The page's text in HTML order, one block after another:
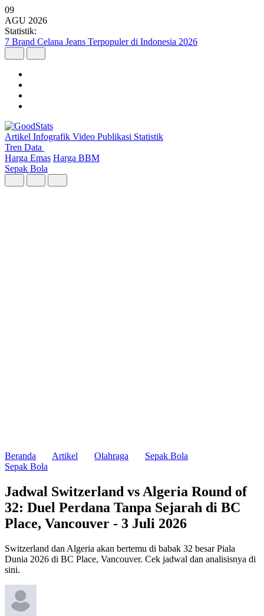
09
AGU 2026
Statistik:
Wilayah dengan Pertumbuhan Ekonomi Tertinggi Triwulan II 2026
Artikel Infografik Video Publikasi Statistik
Tren Data
Harga Emas Harga BBM
Sepak Bola
Beranda Artikel Olahraga
Sepak Bola
Sepak Bola
Jadwal Switzerland vs Algeria Round of
32: Duel Perdana Tanpa Sejarah di BC
Place, Vancouver - 3 Juli 2026
Switzerland dan Algeria akan bertemu di babak 32 besar Piala
Dunia 2026 di BC Place, Vancouver. Cek jadwal dan analisisnya di
sini.